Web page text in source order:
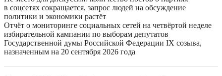
в соцсетях сокращается, запрос людей на обсуждение
политики и экономики растёт
Отчёт о мониторинге социальных сетей на четвёртой неделе
избирательной кампании по выборам депутатов
Государственной думы Российской Федерации IX созыва,
назначенным на 20 сентября 2026 года